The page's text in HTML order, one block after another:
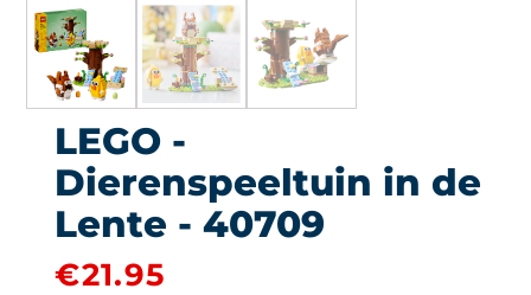
LEGO -
Dierenspeeltuin in de
Lente - 40709
€21.95